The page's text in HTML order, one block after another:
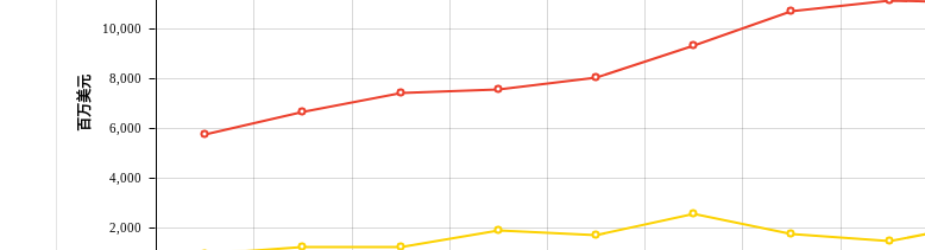
2,000
4,000
6,000
8,000
10,000
百万美元